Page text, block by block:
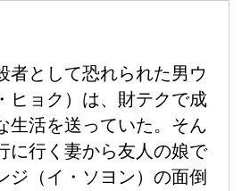
者として恐れられた男ウ
ヒョク）は、財テクで成
生活を送っていた。そん
に行く妻から友人の娘で
ジ（イ・ソヨン）の面倒